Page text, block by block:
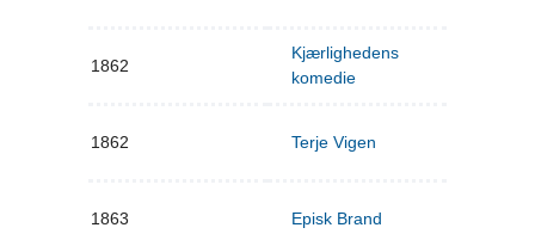
1862
Kjærlighedens
komedie
1862 Terje Vigen
1863 Episk Brand